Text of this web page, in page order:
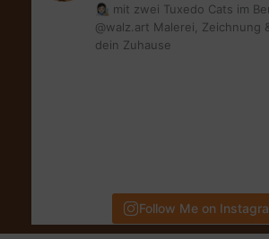
👩🏻‍🎨 mit zwei Tuxedo Cats im
@walz.art Malerei, Zeichnung
dein Zuhause
Follow Me on